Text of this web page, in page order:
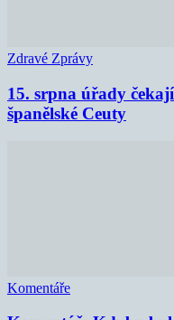
Zdravé Zprávy
15. srpna úřady
španělské Ceuty
Komentáře